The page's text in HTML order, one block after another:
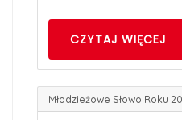
CZYTAJ WIĘCEJ
Młodzieżowe Słowo Roku